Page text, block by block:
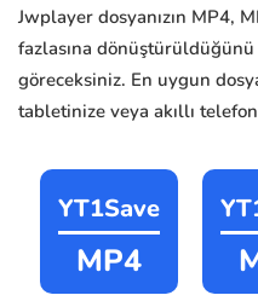
Jwplayer dosyanızın MP4,
fazlasına
göreceksiniz. En uygun
tabletinize veya akıllı
YT1Save
MP4